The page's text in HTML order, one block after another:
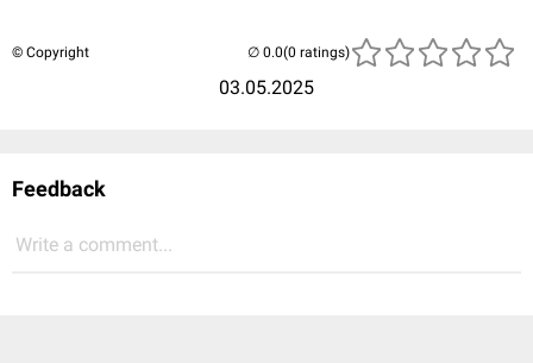
© Copyright
03.05.2025
(0 ratings)
Feedback
Write a comment...